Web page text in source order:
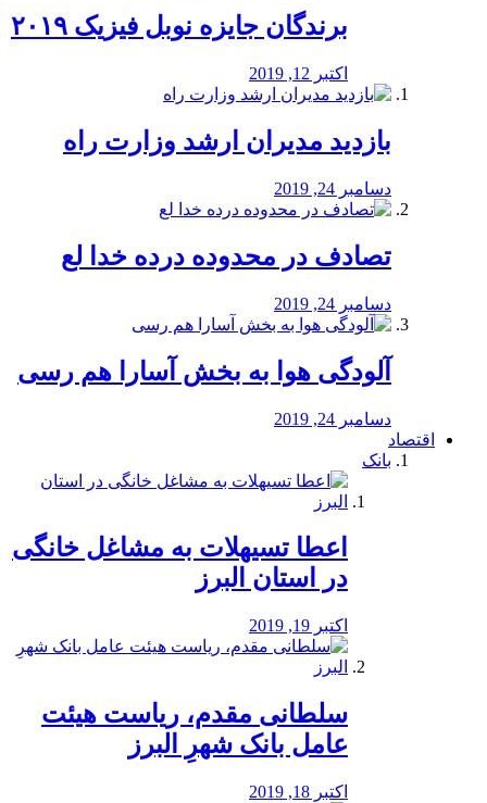
برندگان جایزه نوبل فیزیک ۲۰۱۹
اکتبر 12, 2019
بازدید مدیران ارشد وزارت راه
دسامبر 24, 2019
تصادف در محدوده درده خدا لع
دسامبر 24, 2019
آلودگی هوا به بخش آسارا هم رسی
دسامبر 24, 2019
اقتصاد
بانک
️اعطا تسیهلات به مشاغل خانگی
در استان البرز
اکتبر 19, 2019
سلطانی مقدم، ریاست هیئت
عامل بانک شهرِ البرز
اکتبر 18, 2019